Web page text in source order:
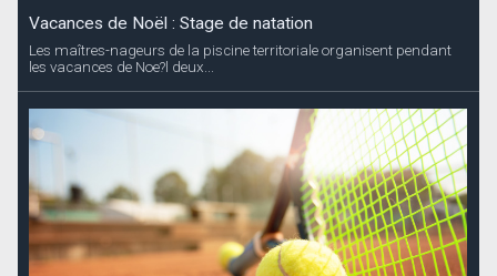
Vacances de Noël : Stage de natation
Les maîtres-nageurs de la piscine territoriale organisent pendant
les vacances de Noe?l deux...